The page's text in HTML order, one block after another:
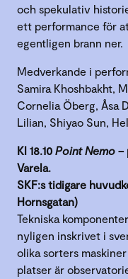
och spekulativ
ett performance för
egentligen brann ner.
Medverkande i
Samira Khoshbakht,
Cornelia Öberg, Åsa
Lilian, Shiyao Sun,
Kl 18.10 Point Nemo –
Varela.
SKF:s tidigare
Hornsgatan)
Tekniska
nyligen inskrivet i
olika sorters
platser är